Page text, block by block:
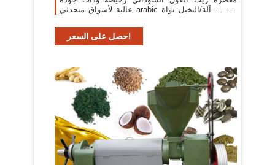
عالية لأسواق متحدثي arabic في ... آلة/النخيل نواة
احصل على السعر